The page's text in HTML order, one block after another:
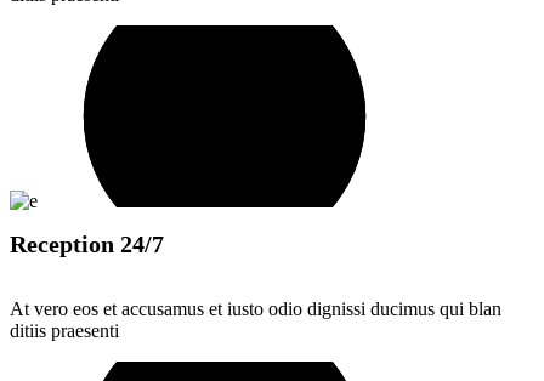
Reception 24/7
At vero eos et accusamus et iusto odio dignissi ducimus qui blan
ditiis praesenti